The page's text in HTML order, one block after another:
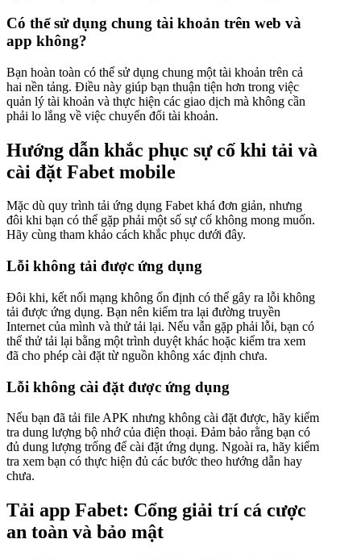
Có thể sử dụng chung tài khoản trên web và
app không?
Bạn hoàn toàn có thể sử dụng chung một tài khoản trên cả
hai nền tảng. Điều này giúp bạn thuận tiện hơn trong việc
quản lý tài khoản và thực hiện các giao dịch mà không cần
phải lo lắng về việc chuyển đổi tài khoản.
Hướng dẫn khắc phục sự cố khi tải và
cài đặt Fabet mobile
Mặc dù quy trình tải ứng dụng Fabet khá đơn giản, nhưng
đôi khi bạn có thể gặp phải một số sự cố không mong muốn.
Hãy cùng tham khảo cách khắc phục dưới đây.
Lỗi không tải được ứng dụng
Đôi khi, kết nối mạng không ổn định có thể gây ra lỗi không
tải được ứng dụng. Bạn nên kiểm tra lại đường truyền
Internet của mình và thử tải lại. Nếu vẫn gặp phải lỗi, bạn có
thể thử tải lại bằng một trình duyệt khác hoặc kiểm tra xem
đã cho phép cài đặt từ nguồn không xác định chưa.
Lỗi không cài đặt được ứng dụng
Nếu bạn đã tải file APK nhưng không cài đặt được, hãy kiểm
tra dung lượng bộ nhớ của điện thoại. Đảm bảo rằng bạn có
đủ dung lượng trống để cài đặt ứng dụng. Ngoài ra, hãy kiểm
tra xem bạn có thực hiện đủ các bước theo hướng dẫn hay
chưa.
Tải app Fabet: Cổng giải trí cá cược
an toàn và bảo mật